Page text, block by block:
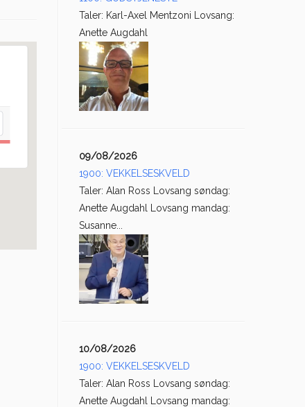
Taler: Karl-Axel Mentzoni Lovsang:
Anette Augdahl
09/08/2026
1900: VEKKELSESKVELD
Taler: Alan Ross Lovsang søndag:
Anette Augdahl Lovsang mandag:
Susanne...
10/08/2026
1900: VEKKELSESKVELD
Taler: Alan Ross Lovsang søndag:
Anette Augdahl Lovsang mandag: